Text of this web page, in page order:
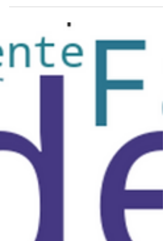
para escalada de árvores As cordas para